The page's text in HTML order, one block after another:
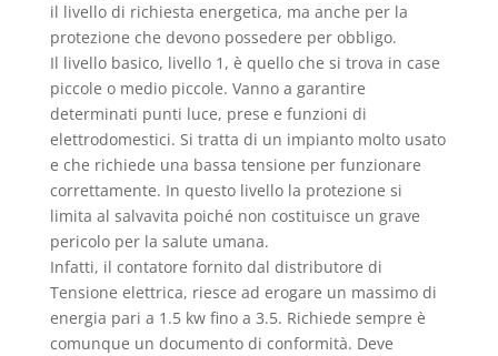
il livello di richiesta energetica, ma anche per la
protezione che devono possedere per obbligo.
Il livello basico, livello 1, è quello che si trova in case
piccole o medio piccole. Vanno a garantire
determinati punti luce, prese e funzioni di
elettrodomestici. Si tratta di un impianto molto usato
e che richiede una bassa tensione per funzionare
correttamente. In questo livello la protezione si
limita al salvavita poiché non costituisce un grave
pericolo per la salute umana.
Infatti, il contatore fornito dal distributore di
Tensione elettrica, riesce ad erogare un massimo di
energia pari a 1.5 kw fino a 3.5. Richiede sempre è
comunque un documento di conformità. Deve